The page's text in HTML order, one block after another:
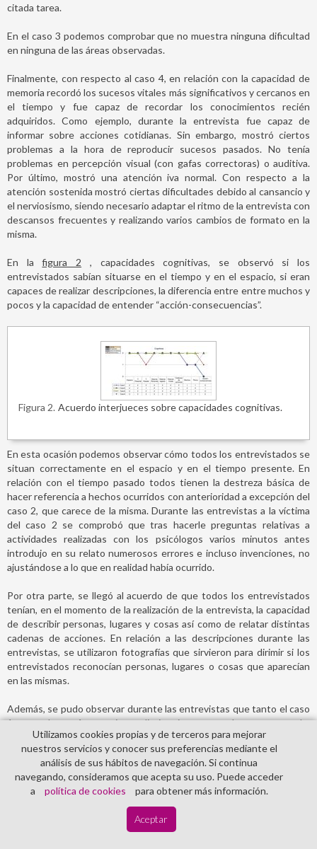
citada tarea.
En el caso 3 podemos comprobar que no muestra ninguna dificultad
en ninguna de las áreas observadas.
Finalmente, con respecto al caso 4, en relación con la capacidad de
memoria recordó los sucesos vitales más significativos y cercanos en
el tiempo y fue capaz de recordar los conocimientos recién
adquiridos. Como ejemplo, durante la entrevista fue capaz de
informar sobre acciones cotidianas. Sin embargo, mostró ciertos
problemas a la hora de reproducir sucesos pasados. No tenía
problemas en percepción visual (con gafas correctoras) o auditiva.
Por último, mostró una atención iva normal. Con respecto a la
atención sostenida mostró ciertas dificultades debido al cansancio y
el nerviosismo, siendo necesario adaptar el ritmo de la entrevista con
descansos frecuentes y realizando varios cambios de formato en la
misma.
En lafigura 2 , capacidades cognitivas, se observó si los
entrevistados sabían situarse en el tiempo y en el espacio, si eran
capaces de realizar descripciones, la diferencia entre entre muchos y
pocos y la capacidad de entender “acción-consecuencias”.
Figura 2 Acuerdo interjueces sobre capacidades cognitivas.
En esta ocasión podemos observar cómo todos los entrevistados se
situan correctamente en el espacio y en el tiempo presente. En
relación con el tiempo pasado todos tienen la destreza básica de
hacer referencia a hechos ocurridos con anterioridad a excepción del
caso 2, que carece de la misma. Durante las entrevistas a la víctima
del caso 2 se comprobó que tras hacerle preguntas relativas a
actividades realizadas con los psicólogos varios minutos antes
introdujo en su relato numerosos errores e incluso invenciones, no
ajustándose a lo que en realidad había ocurrido.
Por otra parte, se llegó al acuerdo de que todos los entrevistados
tenían, en el momento de la realización de la entrevista, la capacidad
de describir personas, lugares y cosas así como de relatar distintas
cadenas de acciones. En relación a las descripciones durante las
entrevistas, se utilizaron fotografías que sirvieron para dirimir si los
entrevistados reconocían personas, lugares o cosas que aparecían
en las mismas.
Además, se pudo observar durante las entrevistas que tanto el caso
1 como el caso 4 no supieron distinguir entre muchos y pocos, tal y
como se refleja en los distintos informes emitidos por los agentes de
la Guardia Civil que actuaron en las diligencias. Las citadas personas
no fueron capaces de señalar el número exacto de episodios,
frecuencia de los mismos, intensidad, ni duración de los abusos.
Por último, en lo que respecta a la capacidad de entender entre
“acción–consecuencia”, se indica que la citada capacidad no se
exploró en el caso 1 y que el caso 2 carece de dicha destreza, debido
Utilizamos cookies propias y de terceros para mejorar
nuestros servicios y conocer sus preferencias mediante el
análisis de sus hábitos de navegación. Si continua
navegando, consideramos que acepta su uso. Puede acceder
a
política de cookies para obtener más información.
Aceptar